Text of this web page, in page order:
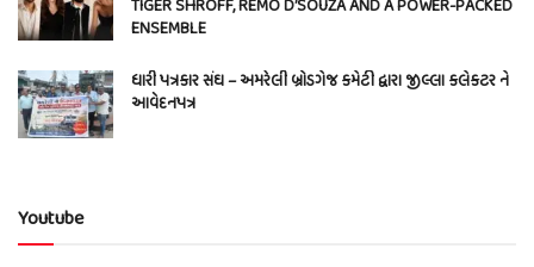
TIGER SHROFF, REMO D’SOUZA AND A POWER-PACKED
ENSEMBLE
ધારી પત્રકાર સંઘ – અમરેલી બ્રોડગેજ કમેટી દ્વારા જીલ્લા કલેકટર ને
આવેદનપત્ર
Youtube